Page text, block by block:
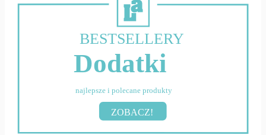
BESTSELLERY
Dodatki
najlepsze i polecane produkty
ZOBACZ!